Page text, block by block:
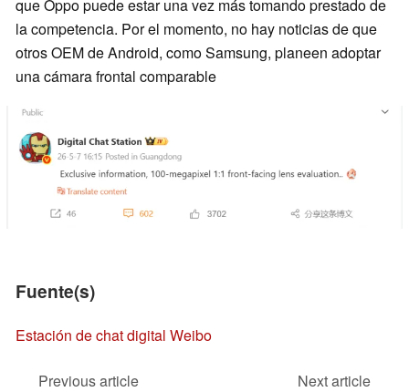
que Oppo puede estar una vez más tomando prestado de
la competencia. Por el momento, no hay noticias de que
otros OEM de Android, como Samsung, planeen adoptar
una cámara frontal comparable
Fuente(s)
Estación de chat digital Weibo
Previous article
Next article